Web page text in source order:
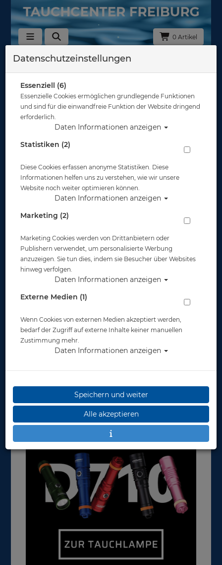
0 Artikel
Datenschutzeinstellungen
Essenziell (6)
Essenzielle Cookies ermöglichen grundlegende Funktionen
und sind für die einwandfreie Funktion der Website dringend
erforderlich.
Daten Informationen anzeigen
Statistiken (2)
Diese Cookies erfassen anonyme Statistiken. Diese
Informationen helfen uns zu verstehen, wie wir unsere
Website noch weiter optimieren können.
Daten Informationen anzeigen
Marketing (2)
Marketing Cookies werden von Drittanbietern oder
Publishern verwendet, um personalisierte Werbung
anzuzeigen. Sie tun dies, indem sie Besucher über Websites
hinweg verfolgen.
Daten Informationen anzeigen
Externe Medien (1)
Wenn Cookies von externen Medien akzeptiert werden,
bedarf der Zugriff auf externe Inhalte keiner manuellen
Zustimmung mehr.
Daten Informationen anzeigen
Speichern und weiter
Alle akzeptieren